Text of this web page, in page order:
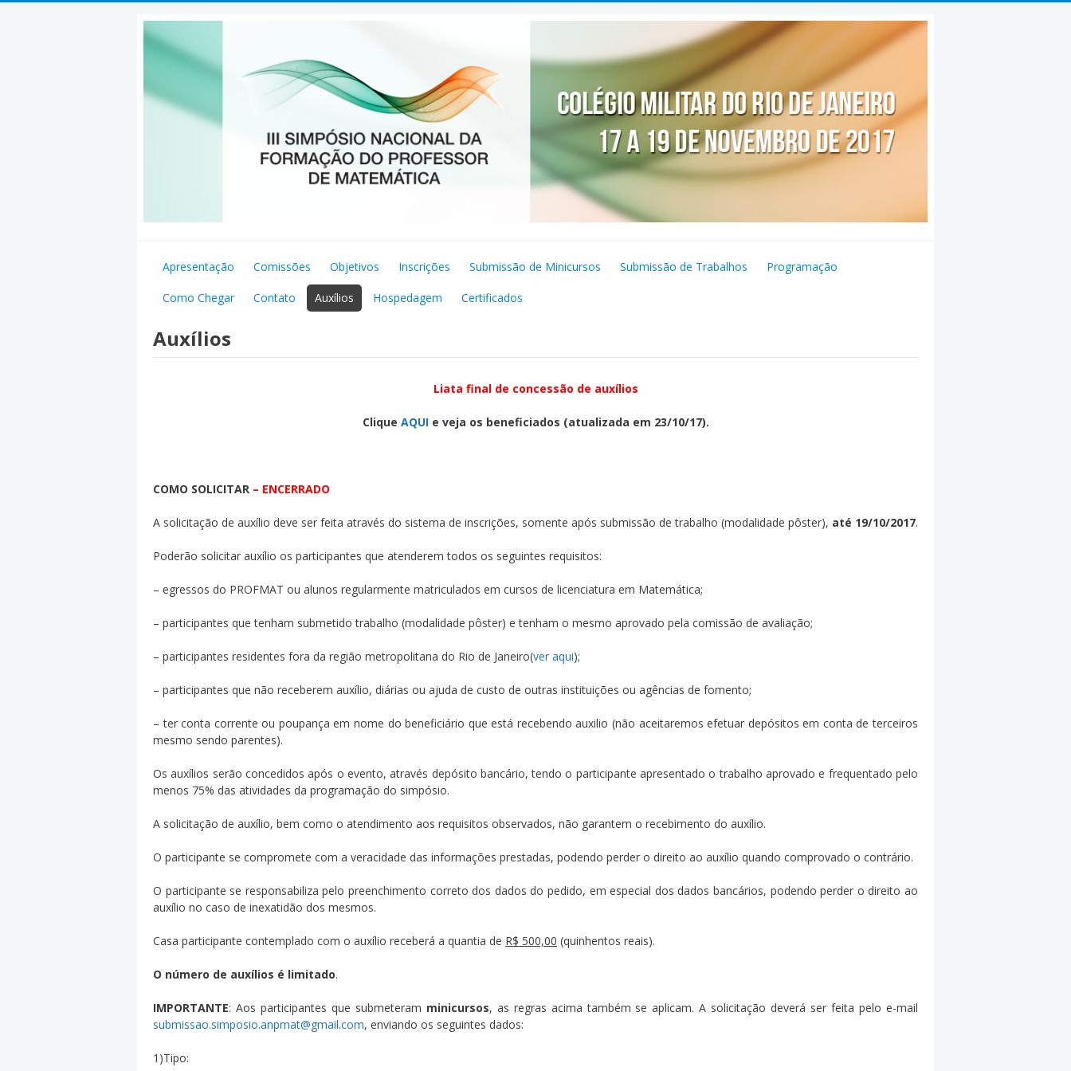
Apresentação Comissões Objetivos Inscrições Submissão de Minicursos Submissão de Trabalhos Programação
Como Chegar Contato Auxílios Hospedagem Certificados
Auxílios
Liata final de concessão de auxílios
Clique AQUIe veja os beneficiados (atualizada em 23/10/17).
COMO SOLICITAR – ENCERRADO
A solicitação de auxílio deve ser feita através do sistema de inscrições, somente após submissão de trabalho (modalidade pôster), até 19/10/2017.
Poderão solicitar auxílio os participantes que atenderem todos os seguintes requisitos:
– egressos do PROFMAT ou alunos regularmente matriculados em cursos de licenciatura em Matemática;
– participantes que tenham submetido trabalho (modalidade pôster) e tenham o mesmo aprovado pela comissão de avaliação;
– participantes residentes fora da região metropolitana do Rio de Janeiro(ver aqui);
– participantes que não receberem auxílio, diárias ou ajuda de custo de outras instituições ou agências de fomento;
– ter conta corrente ou poupança em nome do beneficiário que está recebendo auxilio (não aceitaremos efetuar depósitos em conta de terceiros
mesmo sendo parentes).
Os auxílios serão concedidos após o evento, através depósito bancário, tendo o participante apresentado o trabalho aprovado e frequentado pelo
menos 75% das atividades da programação do simpósio.
A solicitação de auxílio, bem como o atendimento aos requisitos observados, não garantem o recebimento do auxílio.
O participante se compromete com a veracidade das informações prestadas, podendo perder o direito ao auxílio quando comprovado o contrário.
O participante se responsabiliza pelo preenchimento correto dos dados do pedido, em especial dos dados bancários, podendo perder o direito ao
auxílio no caso de inexatidão dos mesmos.
Casa participante contemplado com o auxílio receberá a quantia de R$ 500,00 (quinhentos reais).
O número de auxílios é limitado.
IMPORTANTE: Aos participantes que submeteram minicursos, as regras acima também se aplicam. A solicitação deverá ser feita pelo e-mail
submissao.simposio.anpmat@gmail.com, enviando os seguintes dados:
1)Tipo: